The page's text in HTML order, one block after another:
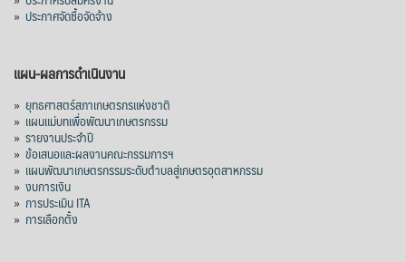
» ประกาศจัดซื้อจัดจ้าง
แผน-ผลการดำเนินงาน
» ยุทธศาสตร์สภาเกษตรกรแห่งชาติ
» แผนแม่บทเพื่อพัฒนาเกษตรกรรม
» รายงานประจำปี
» ข้อเสนอและผลงานคณะกรรมการฯ
» แผนพัฒนาเกษตรกรรมระดับตำบลสู่เกษตรอุตสาหกรรม
» งบการเงิน
» การประเมิน ITA
» การเลือกตั้ง